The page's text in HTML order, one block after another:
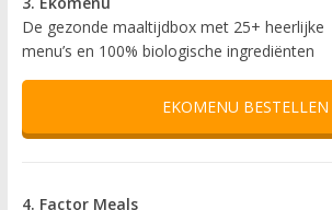
De gezonde maaltijdbox met 25+ heerlijke
menu’s en 100% biologische ingrediënten
EKOMENU BESTELLEN
4. Factor Meals